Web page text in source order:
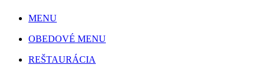
MENU
OBEDOVÉ MENU
REŠTAURÁCIA